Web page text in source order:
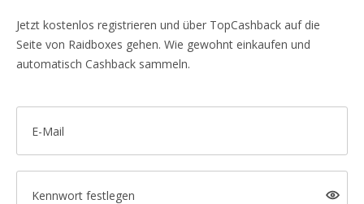
Jetzt kostenlos registrieren und über TopCashback auf die
Seite von Raidboxes gehen. Wie gewohnt einkaufen und
automatisch Cashback sammeln.
E-Mail
Kennwort festlegen